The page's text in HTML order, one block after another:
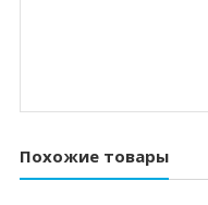
Похожие товары